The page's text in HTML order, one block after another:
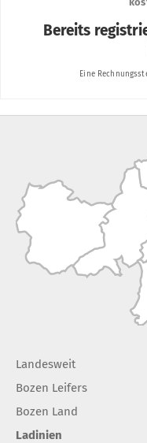
Landesweit
Bozen Leifers
Bozen Land
Ladinien